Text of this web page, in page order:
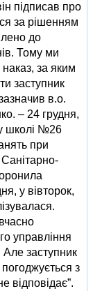
підписав про
за рішенням
до
Тому ми
за яким
заступник
в.о.
– 24 грудня,
школі №26
при
у вівторок,
управління
заступник
погоджується з
відповідає”.